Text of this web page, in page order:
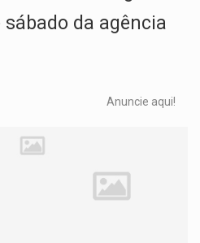
da agência
Anuncie aqui!